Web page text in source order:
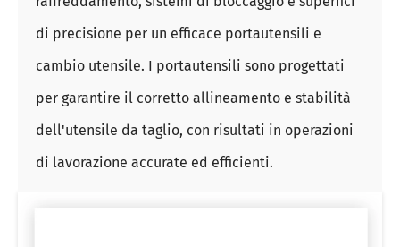
di precisione per un efficace portautensili e
cambio utensile. I portautensili sono progettati
per garantire il corretto allineamento e stabilità
dell'utensile da taglio, con risultati in operazioni
di lavorazione accurate ed efficienti.